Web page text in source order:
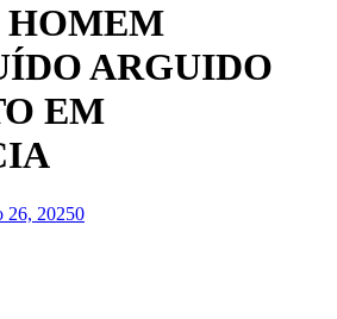
HOMEM
ARGUIDO
EM
26, 20250